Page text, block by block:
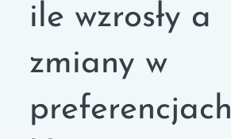
ile wzrosły a
zmiany w
preferencjach